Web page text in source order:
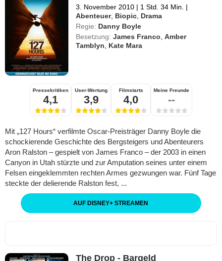
3. November 2010 | 1 Std. 34 Min. |
Abenteuer, Biopic, Drama
Regie: Danny Boyle
Besetzung: James Franco,Amber
Tamblyn, Kate Mara
Pressekritiken
4,1
User-Wertung
3,9
Filmstarts
4,0
Meine Freunde
--
Mit „127 Hours“ verfilmte Oscar-Preisträger Danny Boyle die
schockierende Geschichte des Bergsteigers und Abenteurers
Aron Ralston – gespielt von James Franco – der 2003 in einen
Canyon in Utah stürzte und zur Amputation seines unter einem
Felsen eingeklemmten rechten Armes gezwungen war. Fünf Tage
steckte der delierende Ralston fest, ...
AUF DISNEY+ STREAMEN
The Drop - Bargeld